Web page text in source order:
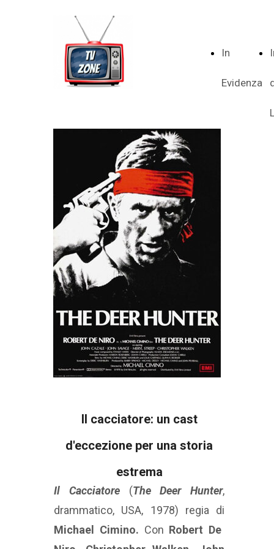
In
Evidenza
Il cacciatore: un cast
d'eccezione per una storia
estrema
Il Cacciatore (The Deer Hunter,
drammatico, USA, 1978) regia di
Michael Cimino. Con Robert De